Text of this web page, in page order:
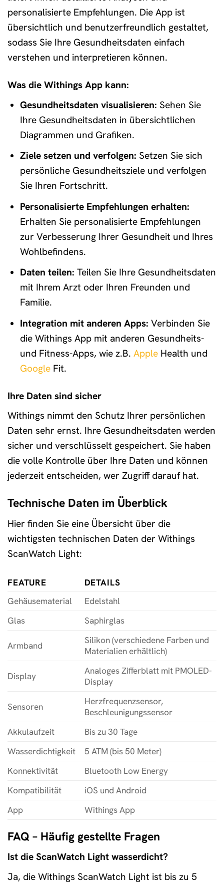
personalisierte Empfehlungen. Die App ist
übersichtlich und benutzerfreundlich gestaltet,
sodass Sie Ihre Gesundheitsdaten einfach
verstehen und interpretieren können.
Was die Withings App kann:
Gesundheitsdaten visualisieren: Sehen Sie
Ihre Gesundheitsdaten in übersichtlichen
Diagrammen und Grafiken.
Ziele setzen und verfolgen: Setzen Sie sich
persönliche Gesundheitsziele und verfolgen
Sie Ihren Fortschritt.
Personalisierte Empfehlungen erhalten:
Erhalten Sie personalisierte Empfehlungen
zur Verbesserung Ihrer Gesundheit und Ihres
Wohlbefindens.
Daten teilen: Teilen Sie Ihre Gesundheitsdaten
mit Ihrem Arzt oder Ihren Freunden und
Familie.
Integration mit anderen Apps: Verbinden Sie
die Withings App mit anderen Gesundheits-
und Fitness-Apps, wie z.B. AppleHealth und
GoogleFit.
Ihre Daten sind sicher
Withings nimmt den Schutz Ihrer persönlichen
Daten sehr ernst. Ihre Gesundheitsdaten werden
sicher und verschlüsselt gespeichert. Sie haben
die volle Kontrolle über Ihre Daten und können
jederzeit entscheiden, wer Zugriff darauf hat.
Technische Daten im Überblick
Hier finden Sie eine Übersicht über die
wichtigsten technischen Daten der Withings
ScanWatch Light:
FEATURE
DETAILS
Gehäusematerial
Edelstahl
Glas
Saphirglas
Armband
Silikon (verschiedene Farben und
Materialien erhältlich)
Display
Analoges Zifferblatt mit PMOLED-
Display
Sensoren
Herzfrequenzsensor,
Beschleunigungssensor
Akkulaufzeit
Bis zu 30 Tage
Wasserdichtigkeit
5 ATM (bis 50 Meter)
Konnektivität
Bluetooth Low Energy
Kompatibilität
iOS und Android
App
Withings App
FAQ – Häufig gestellte Fragen
Ist die ScanWatch Light wasserdicht?
Ja, die Withings ScanWatch Light ist bis zu 5